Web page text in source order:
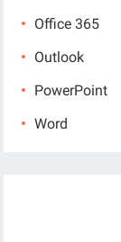
Office 365
Outlook
PowerPoint
Word